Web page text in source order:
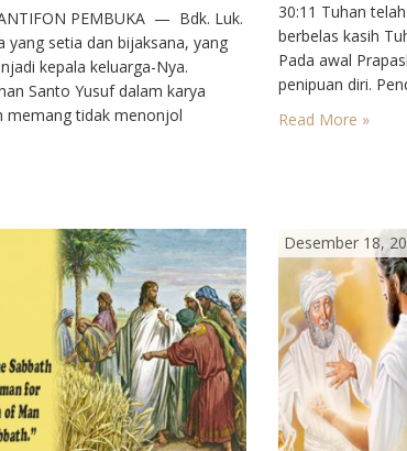
PEMBUKA — Bdk. Luk.
yang setia dan bijaksana, yang
kepala keluarga-Nya.⁣
Santo Yusuf dalam karya
memang tidak menonjol
Maria. Dalam Kitab Suci dan
tidak banyak di sebut atau
30:11⁣ Tuhan
berbelas kasih
Pada awal
penipuan diri.
dari kegiatan
lebih diperlukan
Read More »
Desember 18,